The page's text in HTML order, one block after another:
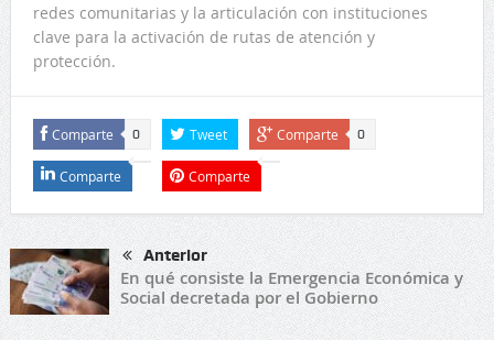
redes comunitarias y la articulación con instituciones
clave para la activación de rutas de atención y
protección.
Comparte 0 Tweet Comparte 0
Comparte Comparte
Anterior
En qué consiste la Emergencia Económica y
Social decretada por el Gobierno